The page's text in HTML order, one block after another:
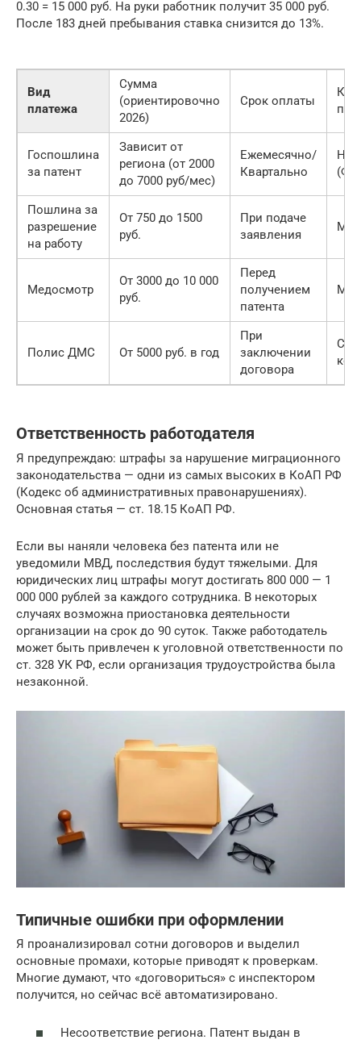
0.30 = 15 000 руб. На руки работник получит 35 000 руб.
После 183 дней пребывания ставка снизится до 13%.
Вид
платежа
Сумма
(ориентировочно
2026)
Срок оплаты
Госпошлина
за патент
Зависит от
региона (от 2000
до 7000 руб/мес)
Ежемесячно/
Квартально
Пошлина за
разрешение
на работу
От 750 до 1500
руб.
При подаче
заявления
Медосмотр
От 3000 до 10 000
руб.
Перед
получением
патента
Полис ДМС От 5000 руб. в год
При
заключении
договора
Ответственность работодателя
Я предупреждаю: штрафы за нарушение миграционного
законодательства — одни из самых высоких в КоАП РФ
(Кодекс об административных правонарушениях).
Основная статья — ст. 18.15 КоАП РФ.
Если вы наняли человека без патента или не
уведомили МВД, последствия будут тяжелыми. Для
юридических лиц штрафы могут достигать 800 000 — 1
000 000 рублей за каждого сотрудника. В некоторых
случаях возможна приостановка деятельности
организации на срок до 90 суток. Также работодатель
может быть привлечен к уголовной ответственности по
ст. 328 УК РФ, если организация трудоустройства была
незаконной.
Типичные ошибки при оформлении
Я проанализировал сотни договоров и выделил
основные промахи, которые приводят к проверкам.
Многие думают, что «договориться» с инспектором
получится, но сейчас всё автоматизировано.
Несоответствие региона. Патент выдан в